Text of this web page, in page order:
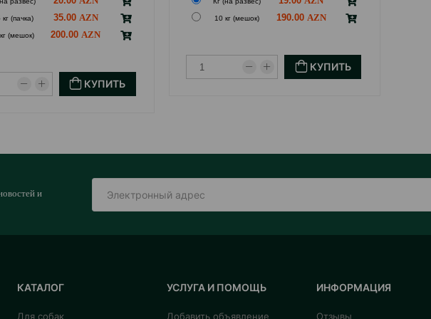
295-348
402-475
348-399
586-672
кг (пачка) 35.00
(мешок) 200.00
КУПИТЬ
10 кг (мешок) 190.00
КУПИТЬ
и
КАТАЛОГ
Для собак
УСЛУГА И ПОМОЩЬ
Добавить объявление
ИНФОРМАЦИЯ
Отзывы